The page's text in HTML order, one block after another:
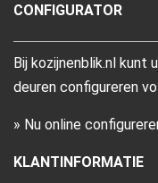
CONFIGURATOR
Bij kozijnenblik.nl kunt
deuren configureren
» Nu online
KLANTINFORMATIE